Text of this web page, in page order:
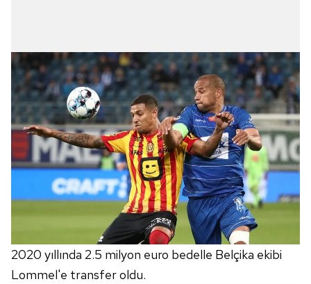
2020 yıllında 2.5 milyon euro bedelle Belçika ekibi
Lommel'e transfer oldu.